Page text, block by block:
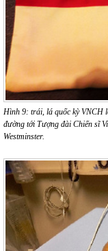
Hình 9: trái, lá quốc kỳ VNCH
đường tới Tượng đài Chiến sĩ
Westminster.